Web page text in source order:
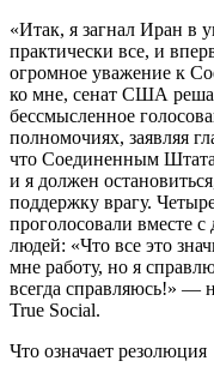
«Итак, я загнал Иран в
практически все, и
огромное уважение к
ко мне, сенат США
бессмысленное
полномочиях, заявляя
что Соединенным
и я должен
поддержку врагу.
проголосовали вместе
людей: «Что все это
мне работу, но я
всегда справляюсь!» —
True Social.
Что означает резолюция